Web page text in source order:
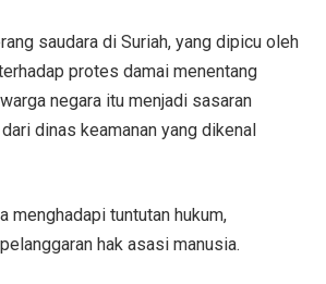
saudara di Suriah, yang dipicu oleh
protes damai menentang
negara itu menjadi sasaran
dinas keamanan yang dikenal
menghadapi tuntutan hukum,
hak asasi manusia.